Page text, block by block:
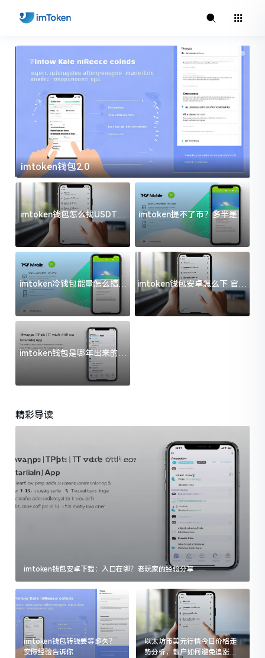
imtoken钱包2.0
imtoken钱包怎么找USDT地
址？三步搞定不踩坑
imtoken提不了币？多半是这
几件事没处理好
imtoken冷钱包能量怎么搞？
过来人告诉你门道
imtoken钱包安卓怎么下 官方
渠道避坑指南
imtoken钱包是哪年出来的？
一文给你说清楚
精彩导读
imtoken钱包安卓下载：入口在哪？老玩家的经验分享
imtoken钱包转钱要等多久？
实际经验告诉你
以太坊币美元行情今日价格走
势分析，散户如何避免追涨杀